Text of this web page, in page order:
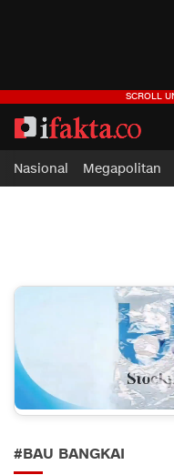
ifakta.co
#pastibenar
Nasional Megapolitan
#BAU BANGKAI